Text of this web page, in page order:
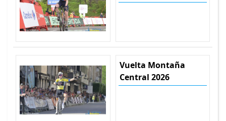
Vuelta Montaña
Central 2026